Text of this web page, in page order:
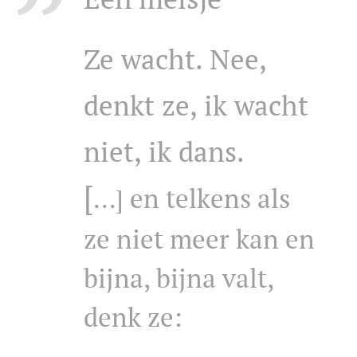
Ze wacht. Nee,
denkt ze, ik wacht
niet, ik dans.
[...] en telkens als
ze niet meer kan en
bijna, bijna valt,
denk ze: